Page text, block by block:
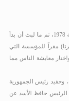
اضطر لقطع دراسته على أثر اغتيال والده في حزيران سنة 1978، ثم ما لبث أن بدأ
مقراً للمؤسسة التي
معايشة الناس مما
رئيس الجمهورية
مع أسرة الرئيس حافظ الأسد عن